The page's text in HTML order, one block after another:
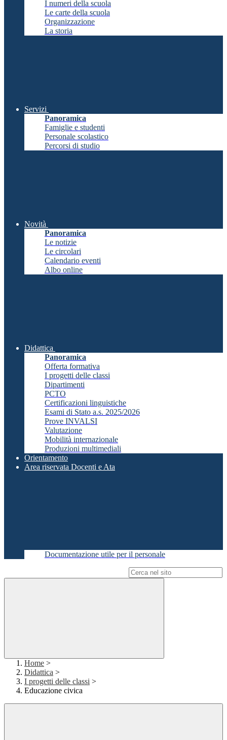
I numeri della scuola
Le carte della scuola
Organizzazione
La storia
Servizi
Panoramica
Famiglie e studenti
Personale scolastico
Percorsi di studio
Novità
Panoramica
Le notizie
Le circolari
Calendario eventi
Albo online
Didattica
Panoramica
Offerta formativa
I progetti delle classi
Dipartimenti
PCTO
Certificazioni linguistiche
Esami di Stato a.s. 2025/2026
Prove INVALSI
Valutazione
Mobilità internazionale
Produzioni multimediali
Orientamento
Area riservata Docenti e Ata
Documentazione utile per il personale
Home >
Didattica >
I progetti delle classi >
Educazione civica